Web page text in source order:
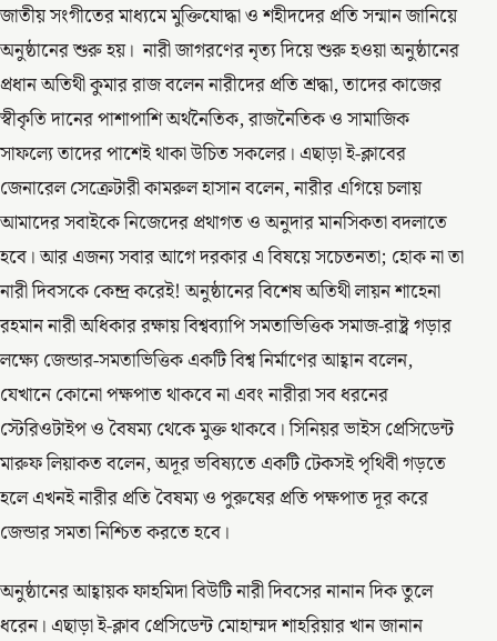
জাতীয় সংগীতের মাধ্যমে মুক্তিযোদ্ধা ও শহীদদের প্রতি সন্মান জানিয়ে
অনুষ্ঠানের শুরু হয়। নারী জাগরণের নৃত্য দিয়ে শুরু হওয়া অনুষ্ঠানের
প্রধান অতিথী কুমার রাজ বলেন নারীদের প্রতি শ্রদ্ধা, তাদের কাজের
স্বীকৃতি দানের পাশাপাশি অর্থনৈতিক, রাজনৈতিক ও সামাজিক
সাফল্যে তাদের পাশেই থাকা উচিত সকলের। এছাড়া ই-ক্লাবের
জেনারেল সেক্রেটারী কামরুল হাসান বলেন, নারীর এগিয়ে চলায়
আমাদের সবাইকে নিজেদের প্রথাগত ও অনুদার মানসিকতা বদলাতে
হবে। আর এজন্য সবার আগে দরকার এ বিষয়ে সচেতনতা; হােক না তা
নারী দিবসকে কেন্দ্র করেই! অনুষ্ঠানের বিশেষ অতিথী লায়ন শাহেনা
রহমান নারী অধিকার রক্ষায় বিশ্বব্যাপি সমতাভিত্তিক সমাজ-রাষ্ট্র গড়ার
লক্ষ্যে জেন্ডার-সমতাভিত্তিক একটি বিশ্ব নির্মাণের আহ্বান বলেন,
যেখানে কোনাে পক্ষপাত থাকবে না এবং নারীরা সব ধরনের
স্টেরিওটাইপ ও বৈষম্য থেকে মুক্ত থাকবে। সিনিয়র ভাইস প্রেসিডেন্ট
মারুফ লিয়াকত বলেন, অদূর ভবিষ্যতে একটি টেকসই পৃথিবী গড়তে
হলে এখনই নারীর প্রতি বৈষম্য ও পুরুষের প্রতি পক্ষপাত দূর করে
জেন্ডার সমতা নিশ্চিত করতে হবে।
অনুষ্ঠানের আহ্বায়ক ফাহমিদা বিউটি নারী দিবসের নানান দিক তুলে
ধরেন। এছাড়া ই-ক্লাব প্রেসিডেন্ট মােহাম্মদ শাহরিয়ার খান জানান